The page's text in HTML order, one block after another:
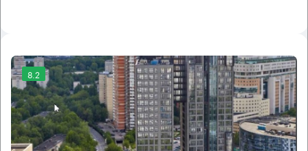
8.2